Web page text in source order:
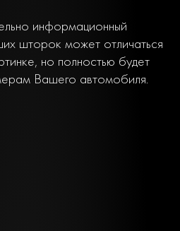
информационный
шторок может отличаться
но полностью будет
Вашего автомобиля.